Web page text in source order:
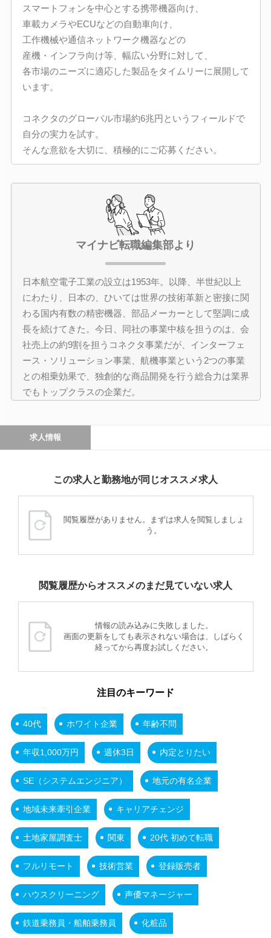
スマートフォンを中心とする携帯機器向け、
車載カメラやECUなどの自動車向け、
工作機械や通信ネットワーク機器などの
産機・インフラ向け等、幅広い分野に対して、
各市場のニーズに適応した製品をタイムリーに展開して
います。
コネクタのグローバル市場約6兆円というフィールドで
自分の実力を試す。
そんな意欲を大切に、積極的にご応募ください。
マイナビ転職編集部より
日本航空電子工業の設立は1953年。以降、半世紀以上
にわたり、日本の、ひいては世界の技術革新と密接に関
わる国内有数の精密機器、部品メーカーとして堅調に成
長を続けてきた。今日、同社の事業中核を担うのは、会
社売上の約9割を担うコネクタ事業だが、インターフェ
ース・ソリューション事業、航機事業という2つの事業
との相乗効果で、独創的な商品開発を行う総合力は業界
でもトップクラスの企業だ。
求人情報
この求人と勤務地が同じオススメ求人
閲覧履歴がありません。まずは求人を閲覧しましょ
う。
閲覧履歴からオススメのまだ見ていない求人
情報の読み込みに失敗しました。
画面の更新をしても表示されない場合は、しばらく
経ってから再度お試しください。
注目のキーワード
40代 ホワイト企業 年齢不問
年収1,000万円 週休3日 内定とりたい
SE（システムエンジニア） 地元の有名企業
地域未来牽引企業 キャリアチェンジ
土地家屋調査士 関東 20代 初めて転職
フルリモート 技術営業 登録販売者
ハウスクリーニング 声優マネージャー
鉄道乗務員・船舶乗務員 化粧品